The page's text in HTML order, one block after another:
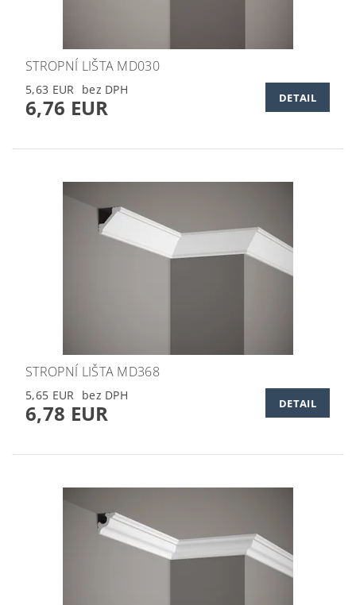
STROPNÍ LIŠTA MD030
5,63 EUR
6,76 EUR DETAIL
STROPNÍ LIŠTA MD368
5,65 EUR
6,78 EUR DETAIL